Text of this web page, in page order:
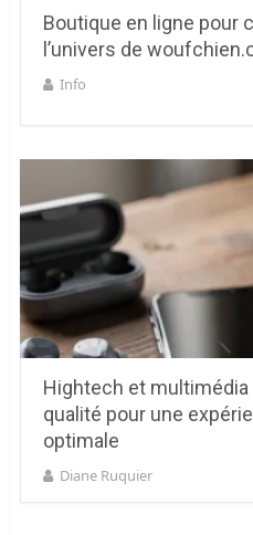
Boutique en ligne pour
l’univers de
Info
Hightech et
qualité pour une
optimale
Diane Ruquier